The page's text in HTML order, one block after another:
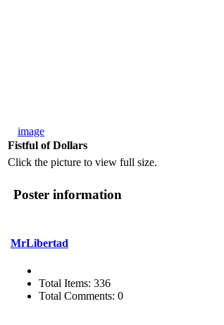
image
Fistful of Dollars
Click the picture to view full size.
Poster information
MrLibertad
Total Items: 336
Total Comments: 0